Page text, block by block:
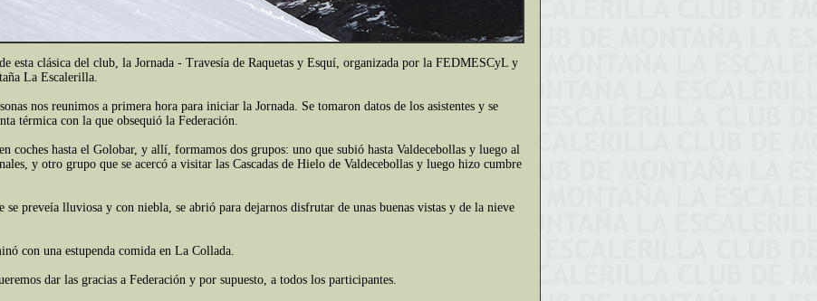
esta clásica del club, la Jornada - Travesía de Raquetas y Esquí, organizada por la FEDMESCyL y
La Escalerilla.
nos reunimos a primera hora para iniciar la Jornada. Se tomaron datos de los asistentes y se
térmica con la que obsequió la Federación.
coches hasta el Golobar, y allí, formamos dos grupos: uno que subió hasta Valdecebollas y luego al
y otro grupo que se acercó a visitar las Cascadas de Hielo de Valdecebollas y luego hizo cumbre
se preveía lluviosa y con niebla, se abrió para dejarnos disfrutar de unas buenas vistas y de la nieve
con una estupenda comida en La Collada.
dar las gracias a Federación y por supuesto, a todos los participantes.